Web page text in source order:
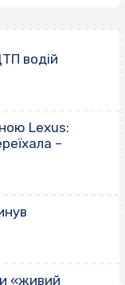
водій
Lexus:
–
«живий